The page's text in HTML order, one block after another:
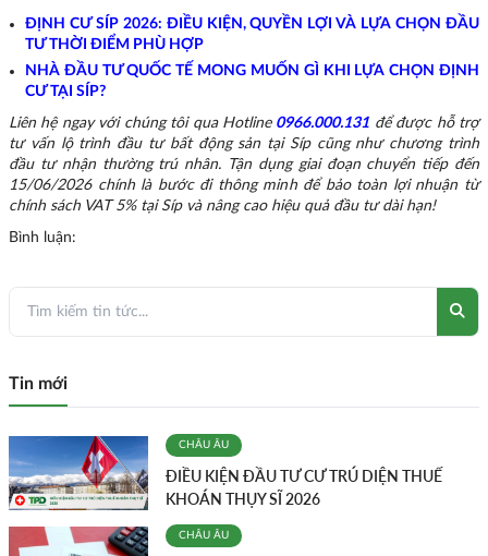
ĐỊNH CƯ SÍP 2026: ĐIỀU KIỆN, QUYỀN LỢI VÀ LỰA CHỌN ĐẦU
TƯ THỜI ĐIỂM PHÙ HỢP
NHÀ ĐẦU TƯ QUỐC TẾ MONG MUỐN GÌ KHI LỰA CHỌN ĐỊNH
CƯ TẠI SÍP?
Liên hệ ngay với chúng tôi qua Hotline 0966.000.131 để được hỗ trợ
tư vấn lộ trình đầu tư bất động sản tại Síp cũng như chương trình
đầu tư nhận thường trú nhân. Tận dụng giai đoạn chuyển tiếp đến
15/06/2026 chính là bước đi thông minh để bảo toàn lợi nhuận từ
chính sách VAT 5% tại Síp và nâng cao hiệu quả đầu tư dài hạn!
Bình luận:
Tin mới
CHÂU ÂU
ĐIỀU KIỆN ĐẦU TƯ CƯ TRÚ DIỆN THUẾ
KHOÁN THỤY SĨ 2026
CHÂU ÂU